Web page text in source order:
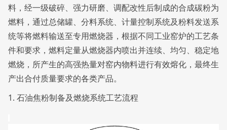
料，经一级破碎、强力研磨、调配改性后制成的合成碳粉为
燃料，通过总储罐、分料系统、计量控制系统及粉料发送系
统等将燃料输送至专用燃烧器，根据不同工业窑炉的工艺条
件和要求，燃料定量从燃烧器内喷出并连续、均匀、稳定地
燃烧，所产生的高强热量对窑内物料进行有效熔化，最终生
产出合付质量要求的各类产品。
1. 石油焦粉制备及燃烧系统工艺流程